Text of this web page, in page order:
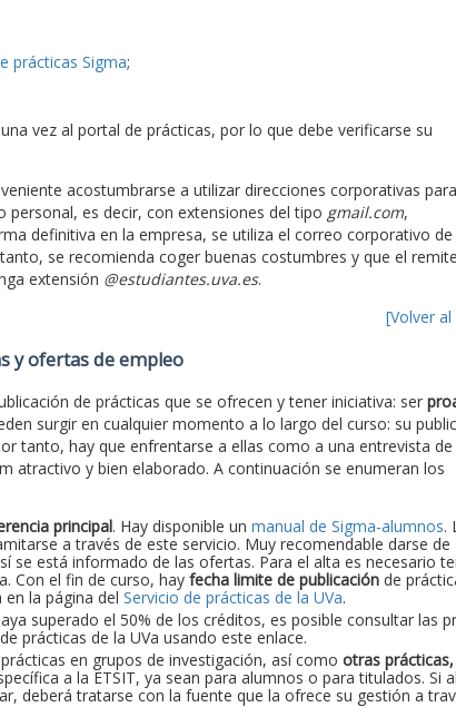
prácticas Sigma;
vez al portal de prácticas, por lo que debe verificarse su
acostumbrarse a utilizar direcciones corporativas para
es decir, con extensiones del tipo gmail.com,
definitiva en la empresa, se utiliza el correo corporativo de
se recomienda coger buenas costumbres y que el
extensión @estudiantes.uva.es.
[Volver
y ofertas de empleo
de prácticas que se ofrecen y tener iniciativa: ser
surgir en cualquier momento a lo largo del curso: su
tanto, hay que enfrentarse a ellas como a una entrevista de
atractivo y bien elaborado. A continuación se enumeran los
principal. Hay disponible un manual de Sigma-alumnos.
a través de este servicio. Muy recomendable darse de
se está informado de las ofertas. Para el alta es necesario
Con el fin de curso, hay fecha limite de publicaciónde
la página del Servicio de prácticas de la UVa.
superado el 50% de los créditos, es posible consultar las
prácticas de la UVa usando este enlace.
prácticas en grupos de investigación, así como otras
a la ETSIT, ya sean para alumnos o para titulados. Si
deberá tratarse con la fuente que la ofrece su gestión a